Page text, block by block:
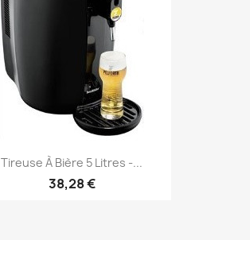
Tireuse À Bière 5 Litres -...
38,28 €